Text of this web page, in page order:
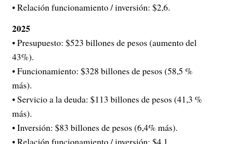
• Relación funcionamiento / inversión: $2,6.
2025
• Presupuesto: $523 billones de pesos (aumento del
43%).
• Funcionamiento: $328 billones de pesos (58,5 %
más).
• Servicio a la deuda: $113 billones de pesos (41,3 %
más).
• Inversión: $83 billones de pesos (6,4% más).
• Relación funcionamiento / inversión: $4,1.